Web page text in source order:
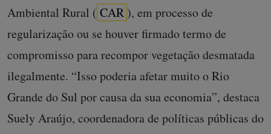
Ambiental Rural ( CAR ), em processo de
regularização ou se houver firmado termo de
compromisso para recompor vegetação desmatada
ilegalmente. “Isso poderia afetar muito o Rio
Grande do Sul por causa da sua economia”, destaca
Suely Araújo, coordenadora de políticas públicas do